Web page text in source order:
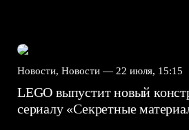
Новости, Новости — 22 июля, 15:15
LEGO выпустит новый
сериалу «Секретные